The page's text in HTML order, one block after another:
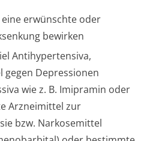
erwünschte oder
bewirken
Antihypertensiva,
Depressionen
wie z. B. Imipramin oder
Arzneimittel zur
bzw. Narkosemittel